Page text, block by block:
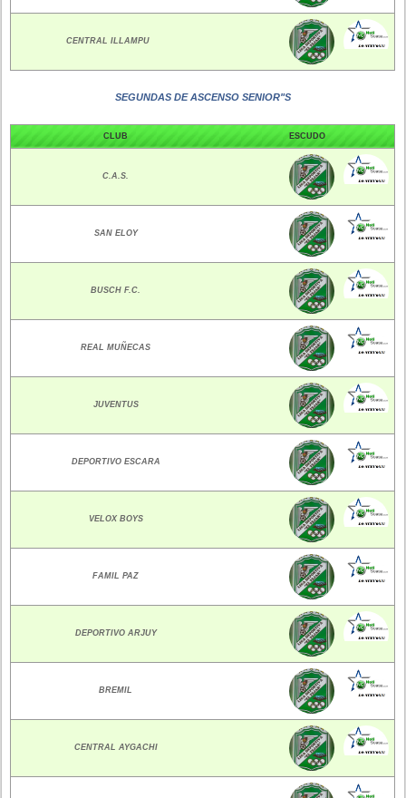
CENTRAL ILLAMPU
SEGUNDAS DE ASCENSO SENIOR"S
CLUB ESCUDO
C.A.S.
SAN ELOY
BUSCH F.C.
REAL MUÑECAS
JUVENTUS
DEPORTIVO ESCARA
VELOX BOYS
FAMIL PAZ
DEPORTIVO ARJUY
BREMIL
CENTRAL AYGACHI